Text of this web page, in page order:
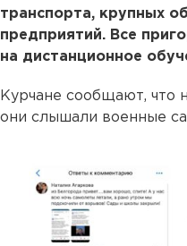
транспорта, крупных
предприятий. Все
на дистанционное
Курчане сообщают, что
они слышали военные